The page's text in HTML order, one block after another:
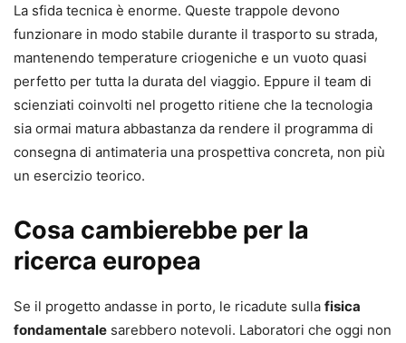
La sfida tecnica è enorme. Queste trappole devono
funzionare in modo stabile durante il trasporto su strada,
mantenendo temperature criogeniche e un vuoto quasi
perfetto per tutta la durata del viaggio. Eppure il team di
scienziati coinvolti nel progetto ritiene che la tecnologia
sia ormai matura abbastanza da rendere il programma di
consegna di antimateria una prospettiva concreta, non più
un esercizio teorico.
Cosa cambierebbe per la
ricerca europea
Se il progetto andasse in porto, le ricadute sulla fisica
fondamentale sarebbero notevoli. Laboratori che oggi non